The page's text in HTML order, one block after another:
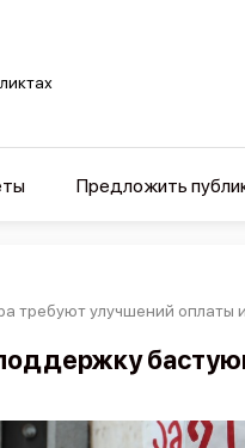
Предложить
требуют улучшений оплаты